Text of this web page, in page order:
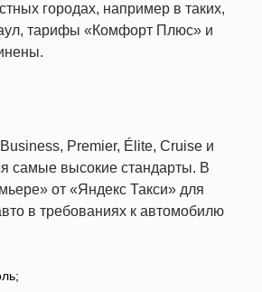
городах, например в таких,
тарифы «Комфорт Плюс» и
Premier, Élite, Cruise и
самые высокие стандарты. В
от «Яндекс Такси» для
в требованиях к автомобилю